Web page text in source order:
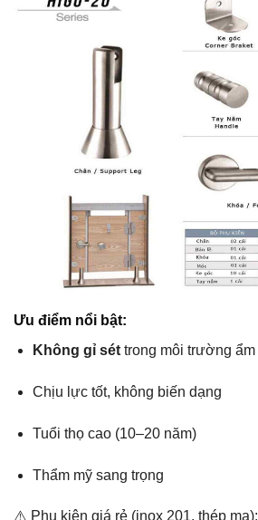
Ưu điểm nổi bật:
Không gỉ séttrong môi trường ẩm
Chịu lực tốt, không biến dạng
Tuổi thọ cao (10–20 năm)
Thẩm mỹ sang trọng
⚠️ Phụ kiện giá rẻ (inox 201, thép mạ):